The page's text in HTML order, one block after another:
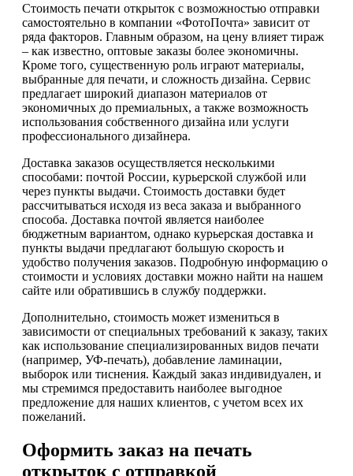
Стоимость печати открыток с возможностью отправки
самостоятельно в компании «ФотоПочта» зависит от
ряда факторов. Главным образом, на цену влияет тираж
– как известно, оптовые заказы более экономичны.
Кроме того, существенную роль играют материалы,
выбранные для печати, и сложность дизайна. Сервис
предлагает широкий диапазон материалов от
экономичных до премиальных, а также возможность
использования собственного дизайна или услуги
профессионального дизайнера.
Доставка заказов осуществляется несколькими
способами: почтой России, курьерской службой или
через пункты выдачи. Стоимость доставки будет
рассчитываться исходя из веса заказа и выбранного
способа. Доставка почтой является наиболее
бюджетным вариантом, однако курьерская доставка и
пункты выдачи предлагают большую скорость и
удобство получения заказов. Подробную информацию о
стоимости и условиях доставки можно найти на нашем
сайте или обратившись в службу поддержки.
Дополнительно, стоимость может измениться в
зависимости от специальных требований к заказу, таких
как использование специализированных видов печати
(например, УФ-печать), добавление ламинации,
выборок или тиснения. Каждый заказ индивидуален, и
мы стремимся предоставить наиболее выгодное
предложение для наших клиентов, с учетом всех их
пожеланий.
Оформить заказ на печать
открыток с отправкой